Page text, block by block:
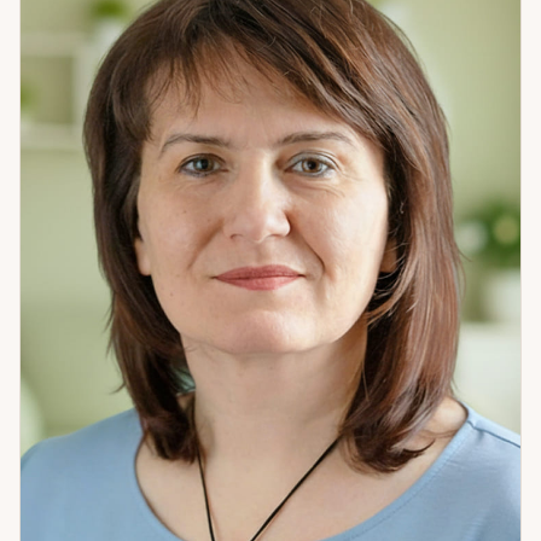
пара, отношения под постоянным давлением. Числовой
анализ показал: муж находится под сильным внешним
влиянием — со стороны родительской семьи. Решение
было нестандартным — переезд. Они решились. Ситуация
изменилась кардинально. Я помогаю разобраться в том,
что происходит, и найти путь к результату. Не теорию — а
то, что можно применить. Если вам нужна системная
работа с ситуацией — приходите.